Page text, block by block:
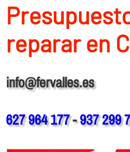
reparar en
info@fervalles.es
627 964 177-937 299